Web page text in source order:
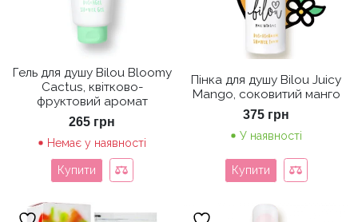
Гель для душу Bilou Bloomy
Cactus, квітково-
фруктовий аромат
265 грн
Немає у наявності
Купити
Пінка для душу Bilou Juicy
Mango, соковитий манго
375 грн
У наявності
Купити